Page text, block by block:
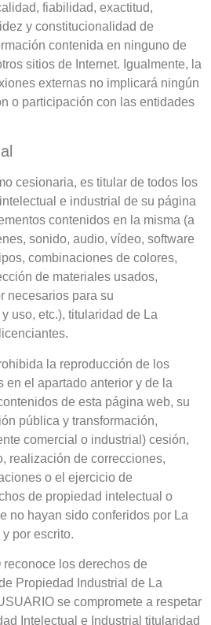
fiabilidad, exactitud,
y constitucionalidad de
contenida en ninguno de
sitios de Internet. Igualmente, la
externas no implicará ningún
o participación con las entidades
cesionaria, es titular de todos los
e industrial de su página
contenidos en la misma (a
sonido, audio, vídeo, software
combinaciones de colores,
de materiales usados,
necesarios para su
uso, etc.), titularidad de La
la reproducción de los
en el apartado anterior y de la
de esta página web, su
pública y transformación,
comercial o industrial) cesión,
realización de correcciones,
o el ejercicio de
de propiedad intelectual o
no hayan sido conferidos por La
por escrito.
los derechos de
Propiedad Industrial de La
se compromete a respetar
Intelectual e Industrial titularidad